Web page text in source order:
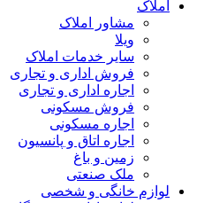
املاک
مشاور املاک
ویلا
سایر خدمات املاک
فروش اداری و تجاری
اجاره اداری و تجاری
فروش مسکونی
اجاره مسکونی
اجاره اتاق و پانسیون
زمین و باغ
ملک صنعتی
لوازم خانگی و شخصی